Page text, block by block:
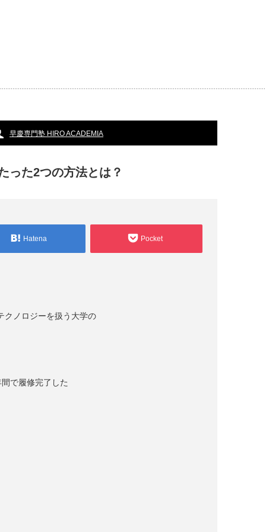
早慶専門塾 HIRO ACADEMIA
った2つの方法とは？
Hatena Pocket
クノロジーを扱う大学の
で履修完了した